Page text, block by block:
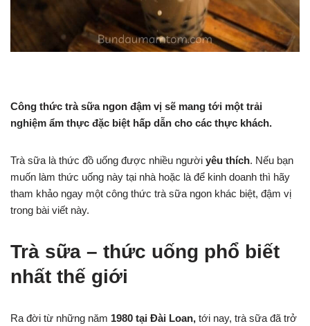
Công thức trà sữa ngon đậm vị sẽ mang tới một trải
nghiệm ẩm thực đặc biệt hấp dẫn cho các thực khách.
Trà sữa là thức đồ uống được nhiều người yêu thích. Nếu bạn
muốn làm thức uống này tại nhà hoặc là để kinh doanh thì hãy
tham khảo ngay một công thức trà sữa ngon khác biệt, đậm vị
trong bài viết này.
Trà sữa – thức uống phổ biết
nhất thế giới
Ra đời từ những năm 1980 tại Đài Loan, tới nay, trà sữa đã trở